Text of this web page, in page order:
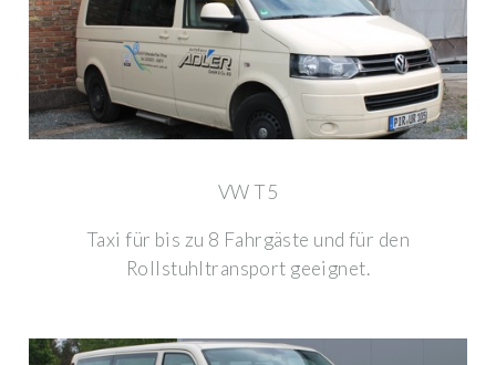
VW T5
Taxi für bis zu 8 Fahrgäste und für den
Rollstuhltransport geeignet.